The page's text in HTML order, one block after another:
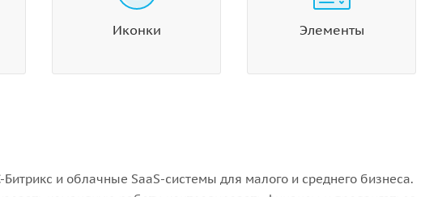
Иконки Элементы
и облачные SaaS-системы для малого и среднего бизнеса.